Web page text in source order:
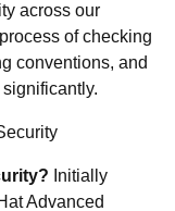
across our
of checking
conventions, and
Initially
Advanced